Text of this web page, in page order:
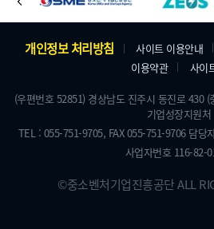
로 이
전
개인정보 처리방침 사이트 이용안내
이용약관
사이
(우편번호 52851) 경상남도 진주시 동진로 430
기업성장지원처
TEL : 055-751-9705, FAX 055-751-9706 담당
사업자번호 116-82-
©중소벤처기업진흥공단ALL